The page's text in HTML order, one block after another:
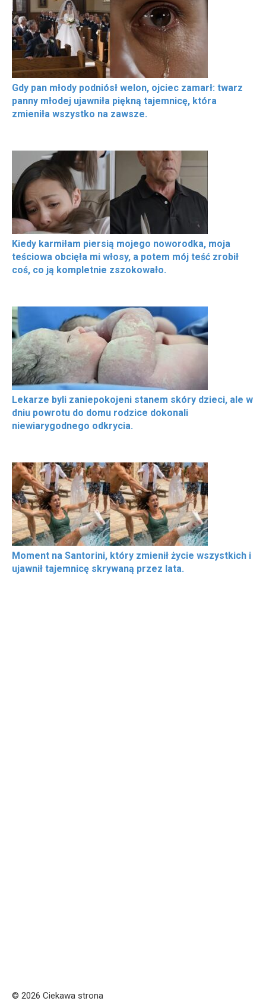
Gdy pan młody podniósł welon, ojciec zamarł: twarz
panny młodej ujawniła piękną tajemnicę, która
zmieniła wszystko na zawsze.
Kiedy karmiłam piersią mojego noworodka, moja
teściowa obcięła mi włosy, a potem mój teść zrobił
coś, co ją kompletnie zszokowało.
Lekarze byli zaniepokojeni stanem skóry dzieci, ale w
dniu powrotu do domu rodzice dokonali
niewiarygodnego odkrycia.
Moment na Santorini, który zmienił życie wszystkich i
ujawnił tajemnicę skrywaną przez lata.
© 2026 Ciekawa strona